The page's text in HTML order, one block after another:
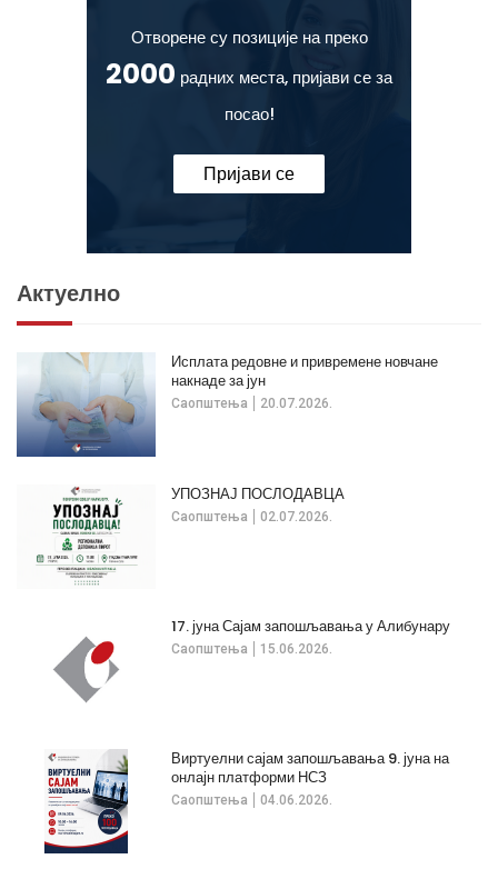
Отворене су позиције на преко
2000 радних места, пријави се за
посао!
Пријави се
Актуелно
Саопштења 20.07.2026.
Исплата редовне и привремене новчане
накнаде за јун
Саопштења 02.07.2026.
УПОЗНАЈ ПОСЛОДАВЦА
Саопштења 15.06.2026.
17. јуна Сајам запошљавања у Алибунару
Саопштења 04.06.2026.
Виртуелни сајам запошљавања 9. јуна на
онлајн платформи НСЗ